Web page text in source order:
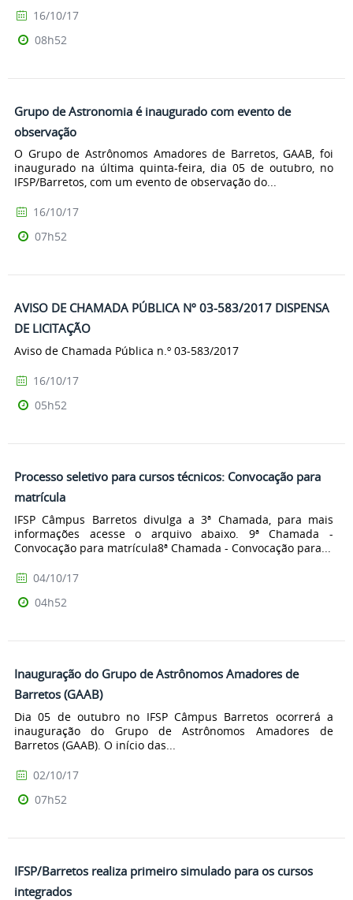
16/10/17
08h52
Grupo de Astronomia é inaugurado com evento de
observação
O Grupo de Astrônomos Amadores de Barretos, GAAB, foi
inaugurado na última quinta-feira, dia 05 de outubro, no
IFSP/Barretos, com um evento de observação do...
16/10/17
07h52
AVISO DE CHAMADA PÚBLICA Nº 03-583/2017 DISPENSA
DE LICITAÇÃO
Aviso de Chamada Pública n.º 03-583/2017
16/10/17
05h52
Processo seletivo para cursos técnicos: Convocação para
matrícula
IFSP Câmpus Barretos divulga a 3ª Chamada, para mais
informações acesse o arquivo abaixo. 9ª Chamada -
Convocação para matrícula8ª Chamada - Convocação para...
04/10/17
04h52
Inauguração do Grupo de Astrônomos Amadores de
Barretos (GAAB)
Dia 05 de outubro no IFSP Câmpus Barretos ocorrerá a
inauguração do Grupo de Astrônomos Amadores de
Barretos (GAAB). O início das...
02/10/17
07h52
IFSP/Barretos realiza primeiro simulado para os cursos
integrados